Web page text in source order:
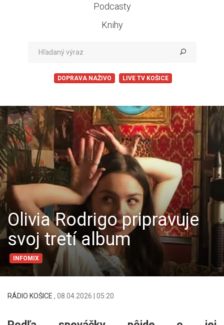
Podcasty
Knihy
DOPRAVA NAŽIVO LIVE TV KOŠICE
Olivia Rodrigo pripravuje
svoj tretí album
INFOMIX
RÁDIO KOŠICE , 08.04.2026 | 05:20